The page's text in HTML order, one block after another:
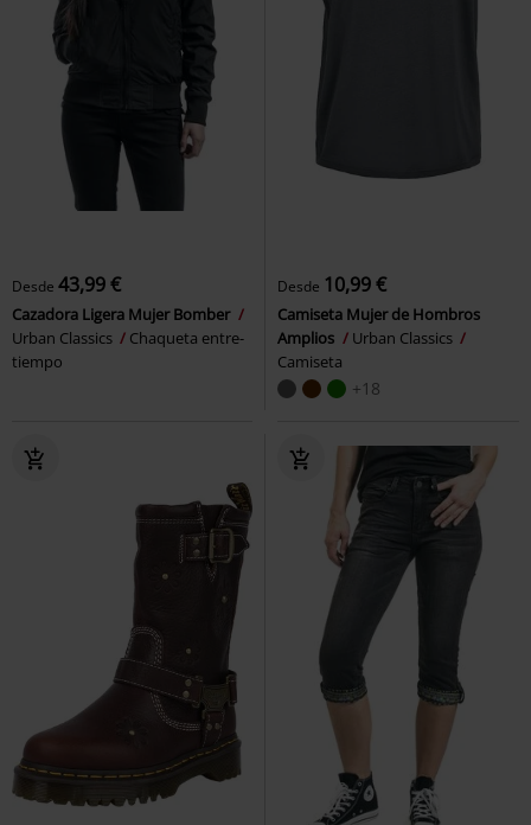
Desde 43,99 €
Cazadora Ligera Mujer Bomber
Urban Classics
Chaqueta entre-
tiempo
Desde 10,99 €
Camiseta Mujer de Hombros
Amplios
Urban Classics
Camiseta
+18